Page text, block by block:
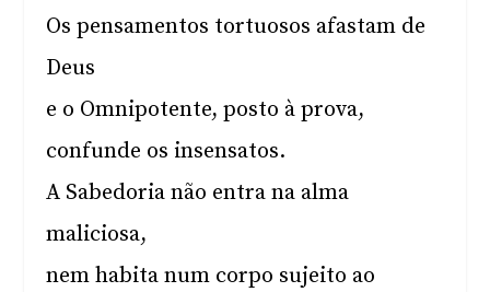
Os pensamentos tortuosos afastam de
Deus
e o Omnipotente, posto à prova,
confunde os insensatos.
A Sabedoria não entra na alma
maliciosa,
nem habita num corpo sujeito ao